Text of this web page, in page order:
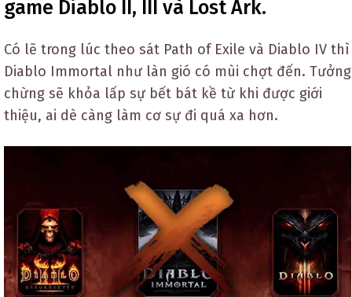
game Diablo II, III và Lost Ark.
Có lẽ trong lúc theo sát Path of Exile và Diablo IV thì
Diablo Immortal như làn gió có mùi chợt đến. Tưởng
chừng sẽ khỏa lấp sự bết bát kề từ khi được giới
thiệu, ai dè càng làm cơ sự đi quá xa hơn.